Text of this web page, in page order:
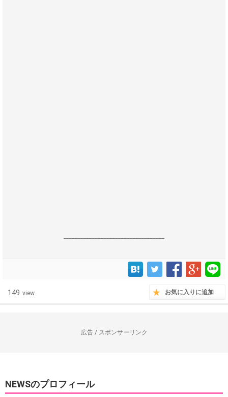
------------------------------------------------------------------
149 view お気に入りに追加
広告 / スポンサーリンク
NEWSのプロフィール